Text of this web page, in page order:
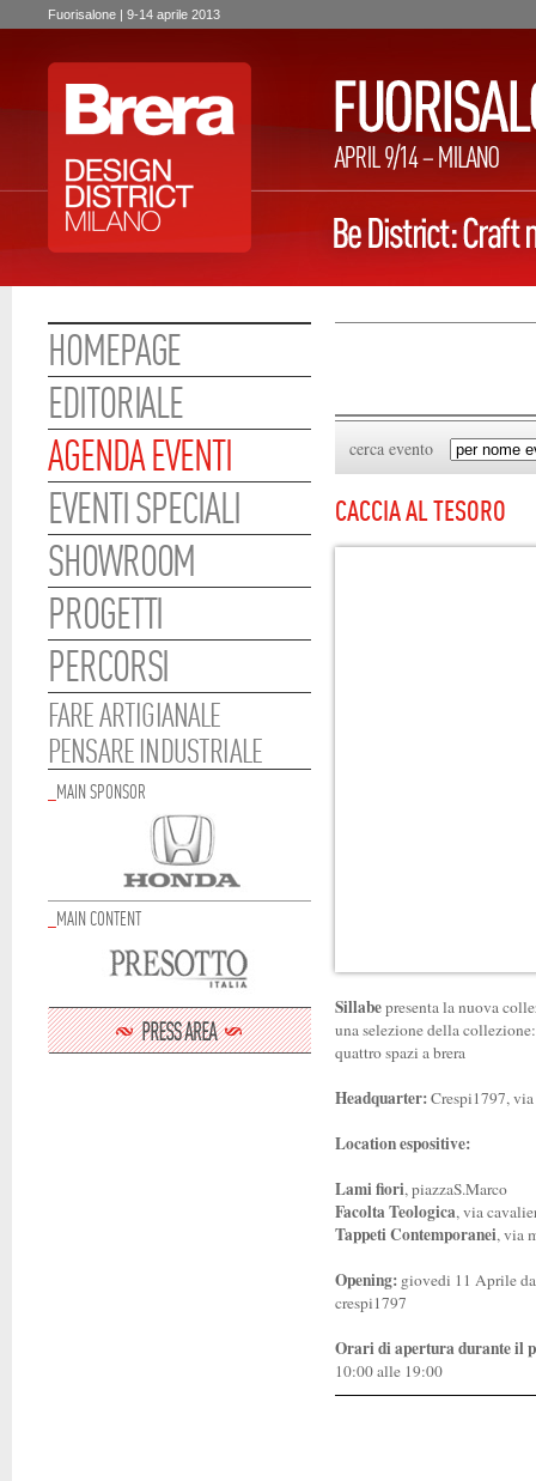
Fuorisalone | 9-14 aprile 2013
HOMEPAGE
EDITORIALE
AGENDA EVENTI
EVENTI SPECIALI
SHOWROOM
PROGETTI
PERCORSI
FARE ARTIGIANALE
PENSARE INDUSTRIALE
MAIN SPONSOR
MAIN CONTENT
cerca evento
CACCIA AL TESORO
Sillabepresenta la nuova
una selezione della
quattro spazi a brera
Headquarter:Crespi1797,
Location espositive:
Lami fiori, piazzaS.Marco
Facolta Teologica, via
Tappeti Contemporanei, via
Opening: giovedi 11 Aprile
crespi1797
Orari di apertura durante il
10:00 alle 19:00